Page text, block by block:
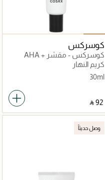
كوسركس
كوسركس - مقشر AHA +
BHA + PHA + LHA 35 (30 مل)
كريم النهار
30ml
‎ ⃁ ⁦92⁩ ‎
وصل حديثاً